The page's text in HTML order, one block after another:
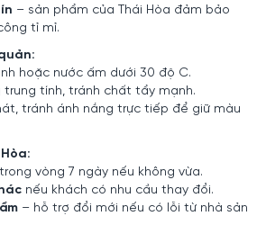
– sản phẩm của Thái Hòa đảm bảo
tỉ mỉ.
hoặc nước ấm dưới 30 độ C.
trung tính, tránh chất tẩy mạnh.
tránh ánh nắng trực tiếp để giữ màu
trong vòng 7 ngày nếu không vừa.
nếu khách có nhu cầu thay đổi.
– hỗ trợ đổi mới nếu có lỗi từ nhà sản